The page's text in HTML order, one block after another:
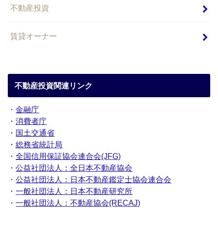
不動産投資
賃貸オーナー
不動産投資関連リンク
・金融庁
・消費者庁
・ 国土交通省
・総務省統計局
・全国信用保証協会連合会(JFG)
・公益社団法人：全日本不動産協会
・公益社団法人：日本不動産鑑定士協会連合会
・一般社団法人：日本不動産研究所
・一般社団法人：不動産協会(RECAJ)